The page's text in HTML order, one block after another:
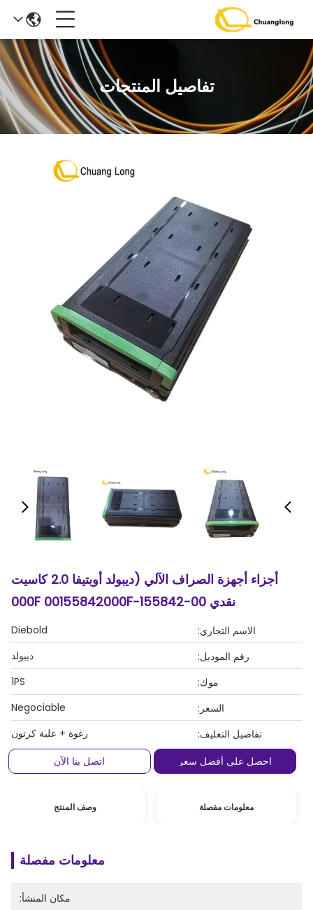
تفاصيل المنتجات
أجزاء أجهزة الصراف الآلي (ديبولد أوبتيفا 2.0 كاسيت
نقدي 00-155842-000F 00155842000F
الاسم التجاري:
Diebold
رقم الموديل:
ديبولد
موك:
1PS
السعر:
Negociable
تفاصيل التغليف:
رغوة + علبة كرتون
احصل على أفضل سعر
اتصل بنا الآن
معلومات مفصلة وصف المنتج
معلومات مفصلة
مكان المنشأ: